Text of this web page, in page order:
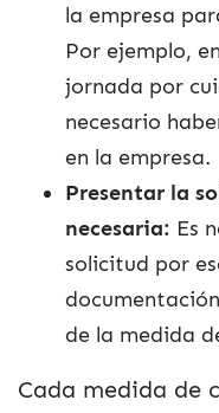
la empresa
Por ejemplo,
jornada por
necesario
en la empresa.
Presentar la
necesaria: Es
solicitud por
de la medida
Cada medida de